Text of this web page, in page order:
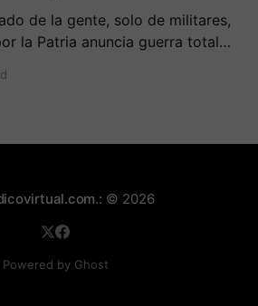
de la gente, solo de militares,
la Patria anuncia guerra total
contra la corrupción.
© 2026
Powered by Ghost